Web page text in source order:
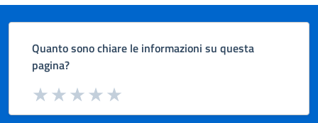
Quanto sono chiare le informazioni su questa
pagina?
Valuta da 1 a 5 stelle la pagina
Valuta 5 stelle su 5
Valuta 4 stelle su 5
Valuta 3 stelle su 5
Valuta 2 stelle su 5
Valuta 1 stelle su 5